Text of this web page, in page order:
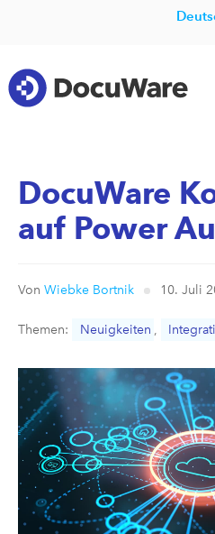
DocuWare
auf Power
Von Wiebke Bortnik 10. Juli
Themen: Neuigkeiten ,